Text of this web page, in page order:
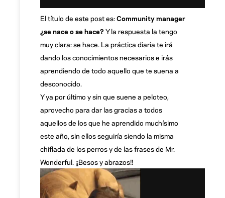
El título de este post es:Community manager
¿se nace o se hace? Y la respuesta la tengo
muy clara: se hace. La práctica diaria te irá
dando los conocimientos necesarios e irás
aprendiendo de todo aquello que te suena a
desconocido.
Y ya por último y sin que suene a peloteo,
aprovecho para dar las gracias a todos
aquellos de los que he aprendido muchísimo
este año, sin ellos seguiría siendo la misma
chiflada de los perros y de las frases de Mr.
Wonderful. ¡¡Besos y abrazos!!